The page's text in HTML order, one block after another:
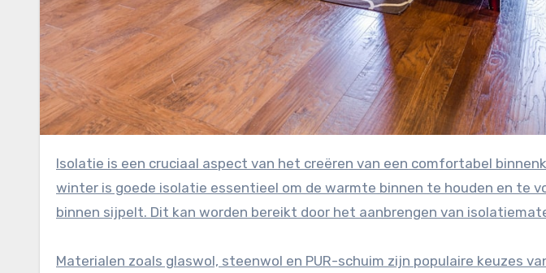
Isolatie is een cruciaal aspect van het creëren van een comfortabel binnenklimaat, ongeacht het seizoen. In de
winter is goede isolatie essentieel om de warmte binnen te houden en te
binnen sijpelt. Dit kan worden bereikt door het aanbrengen van
Materialen zoals glaswol, steenwol en PUR-schuim zijn populaire keuzes